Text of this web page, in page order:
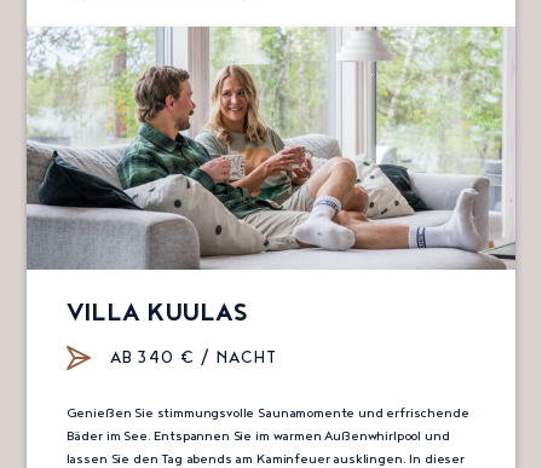
VILLA KUULAS
AB 340 € / NACHT
Genießen Sie stimmungsvolle Saunamomente und erfrischende
Bäder im See. Entspannen Sie im warmen Außenwhirlpool und
lassen Sie den Tag abends am Kaminfeuer ausklingen. In dieser